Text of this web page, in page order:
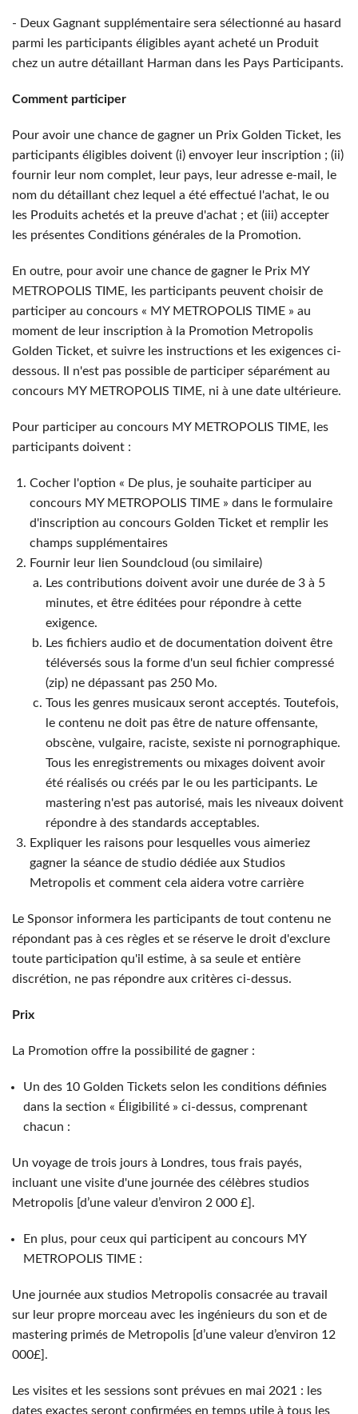
- Deux Gagnant supplémentaire sera sélectionné au hasard
parmi les participants éligibles ayant acheté un Produit
chez un autre détaillant Harman dans les Pays Participants.
Comment participer
Pour avoir une chance de gagner un Prix Golden Ticket, les
participants éligibles doivent (i) envoyer leur inscription ; (ii)
fournir leur nom complet, leur pays, leur adresse e-mail, le
nom du détaillant chez lequel a été effectué l'achat, le ou
les Produits achetés et la preuve d'achat ; et (iii) accepter
les présentes Conditions générales de la Promotion.
En outre, pour avoir une chance de gagner le Prix MY
METROPOLIS TIME, les participants peuvent choisir de
participer au concours « MY METROPOLIS TIME » au
moment de leur inscription à la Promotion Metropolis
Golden Ticket, et suivre les instructions et les exigences ci-
dessous. Il n'est pas possible de participer séparément au
concours MY METROPOLIS TIME, ni à une date ultérieure.
Pour participer au concours MY METROPOLIS TIME, les
participants doivent :
Cocher l'option « De plus, je souhaite participer au
concours MY METROPOLIS TIME » dans le formulaire
d'inscription au concours Golden Ticket et remplir les
champs supplémentaires
Fournir leur lien Soundcloud (ou similaire)
Les contributions doivent avoir une durée de 3 à 5
minutes, et être éditées pour répondre à cette
exigence.
Les fichiers audio et de documentation doivent être
téléversés sous la forme d'un seul fichier compressé
(zip) ne dépassant pas 250 Mo.
Tous les genres musicaux seront acceptés. Toutefois,
le contenu ne doit pas être de nature offensante,
obscène, vulgaire, raciste, sexiste ni pornographique.
Tous les enregistrements ou mixages doivent avoir
été réalisés ou créés par le ou les participants. Le
mastering n'est pas autorisé, mais les niveaux doivent
répondre à des standards acceptables.
Expliquer les raisons pour lesquelles vous aimeriez
gagner la séance de studio dédiée aux Studios
Metropolis et comment cela aidera votre carrière
Le Sponsor informera les participants de tout contenu ne
répondant pas à ces règles et se réserve le droit d'exclure
toute participation qu'il estime, à sa seule et entière
discrétion, ne pas répondre aux critères ci-dessus.
Prix
La Promotion offre la possibilité de gagner :
Un des 10 Golden Tickets selon les conditions définies
dans la section « Éligibilité » ci-dessus, comprenant
chacun :
Un voyage de trois jours à Londres, tous frais payés,
incluant une visite d'une journée des célèbres studios
Metropolis [d’une valeur d’environ 2 000 £].
En plus, pour ceux qui participent au concours MY
METROPOLIS TIME :
Une journée aux studios Metropolis consacrée au travail
sur leur propre morceau avec les ingénieurs du son et de
mastering primés de Metropolis [d’une valeur d’environ 12
000£].
Les visites et les sessions sont prévues en mai 2021 : les
dates exactes seront confirmées en temps utile à tous les